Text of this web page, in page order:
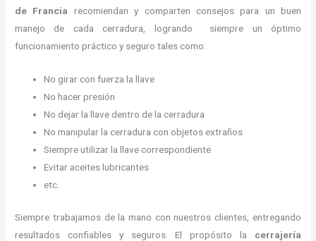
de Francia
recomiendan y
comparten consejos para un buen
manejo de cada cerradura, logrando siempre un óptimo
funcionamiento práctico y seguro tales como:
No girar con fuerza la llave
No hacer presión
No dejar la llave dentro de la cerradura
No manipular la cerradura con objetos extraños
Siempre utilizar la llave correspondiente
Evitar aceites lubricantes
etc.
Siempre trabajamos de la mano con nuestros clientes, entregando
resultados confiables y seguros. El propósito la cerrajería